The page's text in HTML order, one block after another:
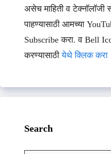
असेच माहिती व टेक्नॉलॉजी
पाहण्यासाठी आमच्या
Subscribe करा. व Bell
करण्यासाठीयेथे क्लिक करा
Search